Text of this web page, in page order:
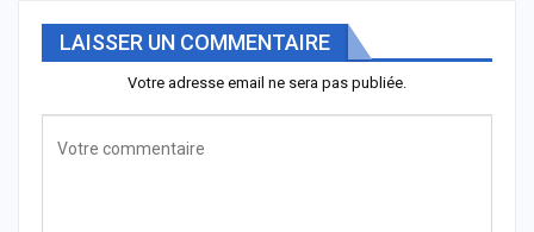
LAISSER UN COMMENTAIRE
Votre adresse email ne sera pas publiée.